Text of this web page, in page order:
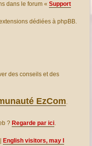
dans le forum « Support
dédiées à phpBB.
des conseils et des
EzCom.
? Regarde par ici.
English visitors, may I